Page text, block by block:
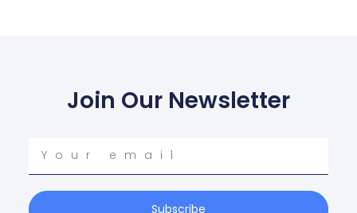
Join Our Newsletter
email
Subscribe